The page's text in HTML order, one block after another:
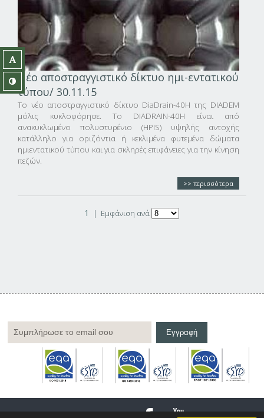
Νέο αποστραγγιστικό δίκτυο ημι-εντατικού
τύπου/ 30.11.15
Το νέο αποστραγγιστικό δίκτυο DiaDrain-40H της DIADEM
μόλις κυκλοφόρησε. Το DIADRAIN-40H είναι από
ανακυκλωμένο πολυστυρένιο (HPIS) υψηλής αντοχής
κατάλληλο για οριζόντια ή κεκλιμένα φυτεμένα δώματα
ημιεντατικού τύπου και για σκληρές επιφάνειες για την κίνηση
πεζών.
>> περισσότερα
1 | Εμφάνιση ανά